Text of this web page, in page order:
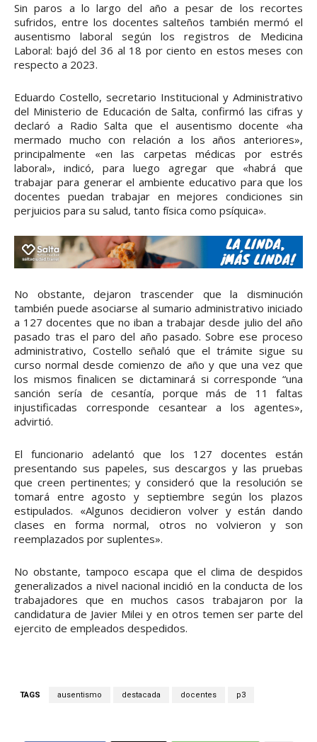
Sin paros a lo largo del año a pesar de los recortes
sufridos, entre los docentes salteños también mermó el
ausentismo laboral según los registros de Medicina
Laboral: bajó del 36 al 18 por ciento en estos meses con
respecto a 2023.
Eduardo Costello, secretario Institucional y Administrativo
del Ministerio de Educación de Salta, confirmó las cifras y
declaró a Radio Salta que el ausentismo docente «ha
mermado mucho con relación a los años anteriores»,
principalmente «en las carpetas médicas por estrés
laboral», indicó, para luego agregar que «habrá que
trabajar para generar el ambiente educativo para que los
docentes puedan trabajar en mejores condiciones sin
perjuicios para su salud, tanto física como psíquica».
No obstante, dejaron trascender que la disminución
también puede asociarse al sumario administrativo iniciado
a 127 docentes que no iban a trabajar desde julio del año
pasado tras el paro del año pasado. Sobre ese proceso
administrativo, Costello señaló que el trámite sigue su
curso normal desde comienzo de año y que una vez que
los mismos finalicen se dictaminará si corresponde “una
sanción sería de cesantía, porque más de 11 faltas
injustificadas corresponde cesantear a los agentes»,
advirtió.
El funcionario adelantó que los 127 docentes están
presentando sus papeles, sus descargos y las pruebas
que creen pertinentes; y consideró que la resolución se
tomará entre agosto y septiembre según los plazos
estipulados. «Algunos decidieron volver y están dando
clases en forma normal, otros no volvieron y son
reemplazados por suplentes».
No obstante, tampoco escapa que el clima de despidos
generalizados a nivel nacional incidió en la conducta de los
trabajadores que en muchos casos trabajaron por la
candidatura de Javier Milei y en otros temen ser parte del
ejercito de empleados despedidos.
TAGS ausentismo destacada docentes p3